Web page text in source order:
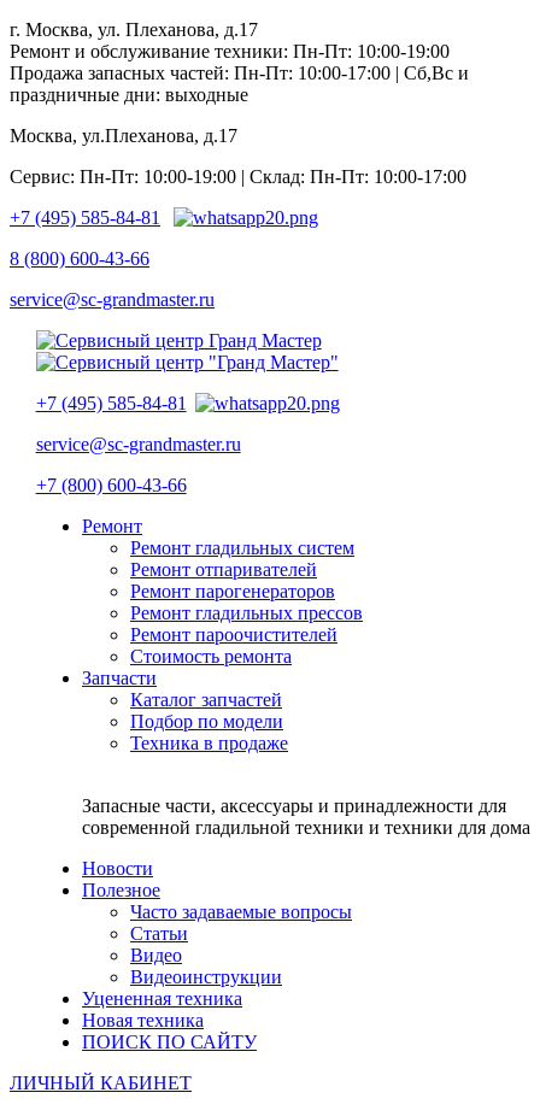
г. Москва, ул. Плеханова, д.17
Ремонт и обслуживание техники: Пн-Пт: 10:00-19:00
Продажа запасных частей: Пн-Пт: 10:00-17:00 | Сб,Вс и
праздничные дни: выходные
Москва, ул.Плеханова, д.17
Сервис: Пн-Пт: 10:00-19:00 | Склад: Пн-Пт: 10:00-17:00
+7 (495) 585-84-81
8 (800) 600-43-66
service@sc-grandmaster.ru
+7 (495) 585-84-81
service@sc-grandmaster.ru
+7 (800) 600-43-66
Ремонт
Ремонт гладильных систем
Ремонт отпаривателей
Ремонт парогенераторов
Ремонт гладильных прессов
Ремонт пароочистителей
Стоимость ремонта
Запчасти
Каталог запчастей
Подбор по модели
Техника в продаже
Запасные части, аксессуары и принадлежности для
современной гладильной техники и техники для дома
Новости
Полезное
Часто задаваемые вопросы
Статьи
Видео
Видеоинструкции
Уцененная техника
Новая техника
ПОИСК ПО САЙТУ
ЛИЧНЫЙ КАБИНЕТ